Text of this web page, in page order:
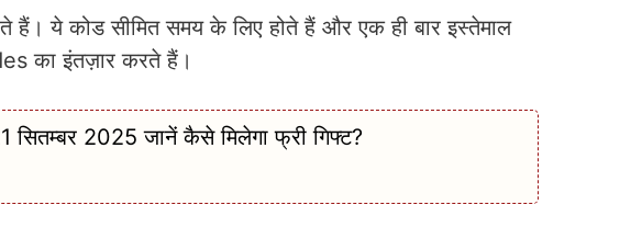
ये कोड सीमित समय के लिए होते हैं और एक ही बार इस्तेमाल
का इंतज़ार करते हैं।
2025 जानें कैसे मिलेगा फ्री गिफ्ट?